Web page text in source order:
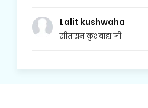
Lalit kushwaha
सीताराम कुशवाहा जी